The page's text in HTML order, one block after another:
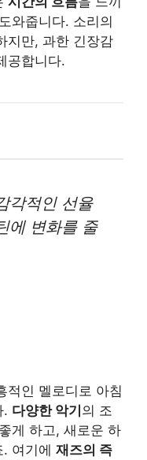
와줍니다. 소리의
지만, 과한 긴장감
공합니다.
각적인 선율
에 변화를 줄
적인 멜로디로 아침
. 다양한 악기의 조
게 하고, 새로운 하
여기에 재즈의 즉